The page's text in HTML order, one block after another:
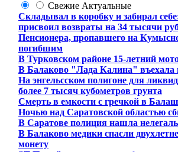
Свежие Актуальные
Складывал в коробку и забирал
присвоил возвраты на 34 тысячи
Пенсионера, пропавшего на
погибшим
В Турковском районе 15-летний
В Балаково "Лада Калина" въехала
На энгельсском полигоне для
более 7 тысяч кубометров грунта
Смерть в емкости с гречкой в
Ночью над Саратовской областью
В Саратове полиция нашла
В Балаково медики спасли
монету